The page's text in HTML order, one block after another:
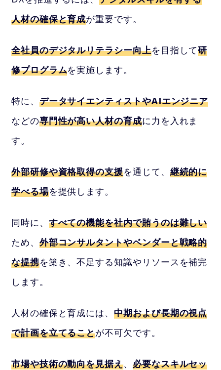
人材の確保と育成が重要です。
全社員のデジタルリテラシー向上を目指して研
修プログラムを実施します。
特に、 データサイエンティストやAIエンジニア
などの専門性が高い人材の育成に力を入れま
す。
外部研修や資格取得の支援を通じて、 継続的に
学べる場を提供します。
同時に、 すべての機能を社内で賄うのは難しい
ため、 外部コンサルタントやベンダーと戦略的
な提携を築き、不足する知識やリソースを補完
します。
人材の確保と育成には、中期および長期の視点
で計画を立てることが不可欠です。
市場や技術の動向を見据え、 必要なスキルセッ